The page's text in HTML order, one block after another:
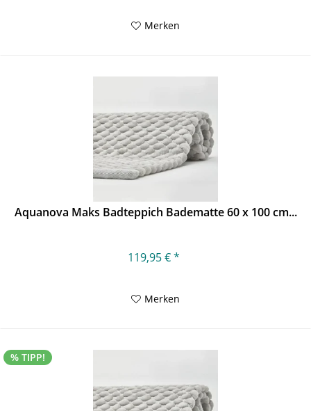
Merken
Aquanova Maks Badteppich Badematte 60 x 100 cm...
119,95 € *
Merken
% TIPP!